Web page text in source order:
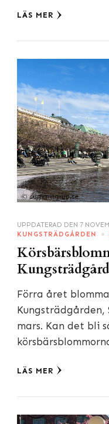
LÄS MER
UPPDATERAD DEN 7
KUNGSTRÄDGÅRDEN
Förra året
Kungsträdgården,
mars. Kan det bli
LÄS MER